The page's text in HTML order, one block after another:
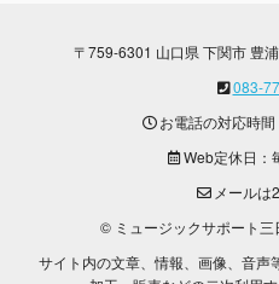
〒759-6301 山口県 下関市 豊
083-
お電話の対応時
Web定休日：
メールは
© ミュージックサポート
サイト内の文章、情報、画像、音声